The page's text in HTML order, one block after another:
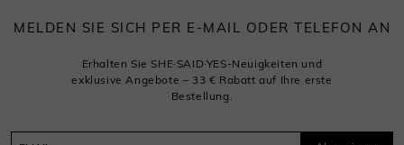
MELDEN SIE SICH PER E-MAIL ODER TELEFON AN
Erhalten Sie SHE·SAID·YES-Neuigkeiten und
exklusive Angebote – 33 € Rabatt auf Ihre erste
Bestellung.